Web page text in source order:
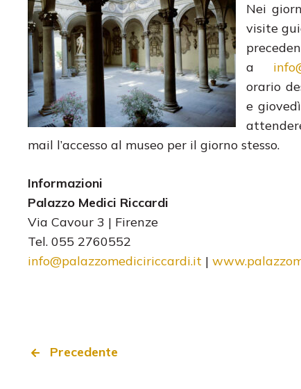
Nei
visite
a
orario
e
mail l’accesso al museo per il giorno stesso.
Informazioni
Palazzo Medici Riccardi
Via Cavour 3 | Firenze
Tel. 055 2760552
info@palazzomediciriccardi.it |
Precedente